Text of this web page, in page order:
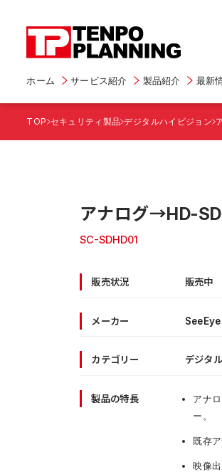
ホーム サービス紹介 製品紹介 最新
TOP セキュリティ製品 デジタルハイビジョン
アナログ→HD-
SC-SDHD01
販売状況 販売中
メーカー
カテゴリー デジタ
製品の特長
アナ
ー。
既存
映像